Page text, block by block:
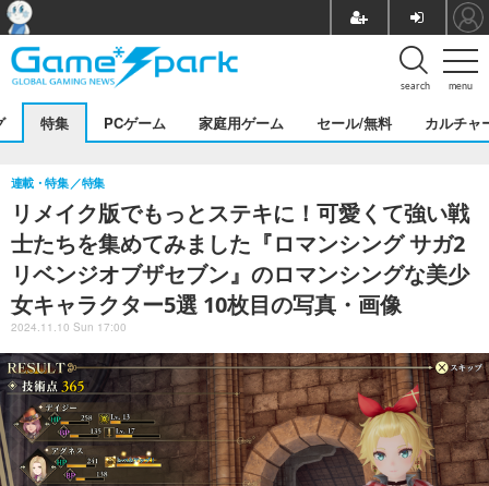
menu
search
特集 PCゲーム 家庭用ゲーム セール/無料 カルチャ
リメイク版でもっとステキに！可愛くて強い戦
士たちを集めてみました『ロマンシング サガ2
リベンジオブザセブン』のロマンシングな美少
女キャラクター5選 10枚目の写真・画像
連載・特集 特集
2024.11.10 Sun 17:00